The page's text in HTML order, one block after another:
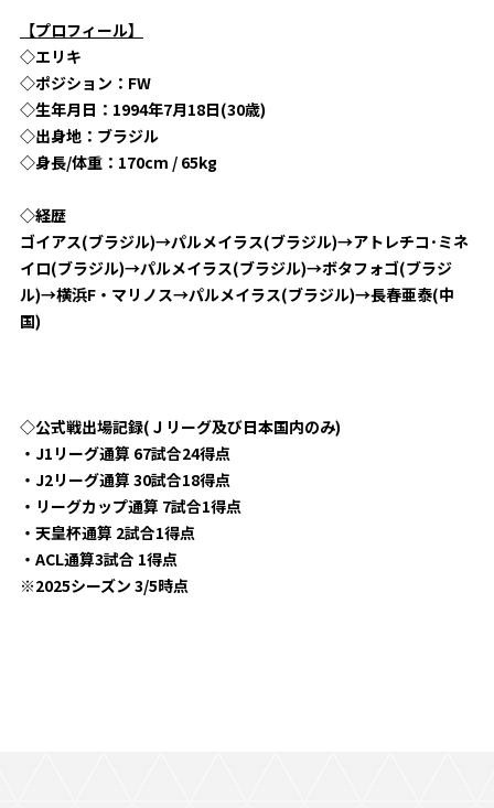
【プロフィール】
◇エリキ
◇ポジション：FW
◇生年月日：1994年7月18日(30歳)
◇出身地：ブラジル
◇身長/体重：170cm / 65kg
◇経歴
ゴイアス(ブラジル)→パルメイラス(ブラジル)→アトレチコ･ミネ
イロ(ブラジル)→パルメイラス(ブラジル)→ボタフォゴ(ブラジ
ル)→横浜F・マリノス→パルメイラス(ブラジル)→長春亜泰(中
国)
◇公式戦出場記録(Ｊリーグ及び日本国内のみ)
・J1リーグ通算 67試合24得点
・J2リーグ通算 30試合18得点
・リーグカップ通算 7試合1得点
・天皇杯通算 2試合1得点
・ACL通算3試合 1得点
※2025シーズン 3/5時点